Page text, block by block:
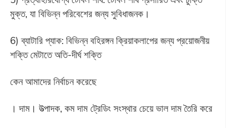
মুক্ত, যা বিভিন্ন পরিবেশের জন্য সুবিধাজনক।
6) ব্যাটারি প্যাক: বিভিন্ন বহিরঙ্গন ক্রিয়াকলাপের জন্য প্রয়োজনীয়
শক্তি মেটাতে অতি-দীর্ঘ শক্তি
কেন আমাদের নির্বাচন করেছে
। দাম। উত্পাদক, কম দাম ট্রেডিং সংস্থার চেয়ে ভাল দাম তৈরি করে